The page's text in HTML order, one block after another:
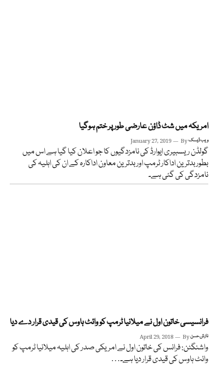
امریکہ میں شٹ ڈاؤن عارضی طور پر ختم ہوگیا
January 27, 2019 Byویب ڈیسک
گولڈن ریسبیری ایوارڈ کی نامزدگیوں کا جو اعلان کیا گیا ہے اس میں
بطور بدترین اداکار ٹرمپ اوربدترین معاون اداکارہ کے ان کی اہلیہ کی
نامزدگی کی گئی ہے۔
فرانسیسی خاتون اول نے میلانیا ٹرمپ کو وائٹ ہاوس کی قیدی قرار دے دیا
April 29, 2018 Byنازش حسن
واشنگٹن: فرانس کی خاتون اول نے امریکی صدر کی اہلیہ میلانیا ٹرمپ کو
وائٹ ہاوس کی قیدی قرار دیا ہے۔…